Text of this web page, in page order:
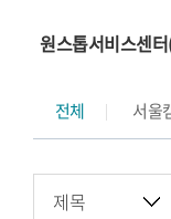
원스톱서비스센
전체 서울